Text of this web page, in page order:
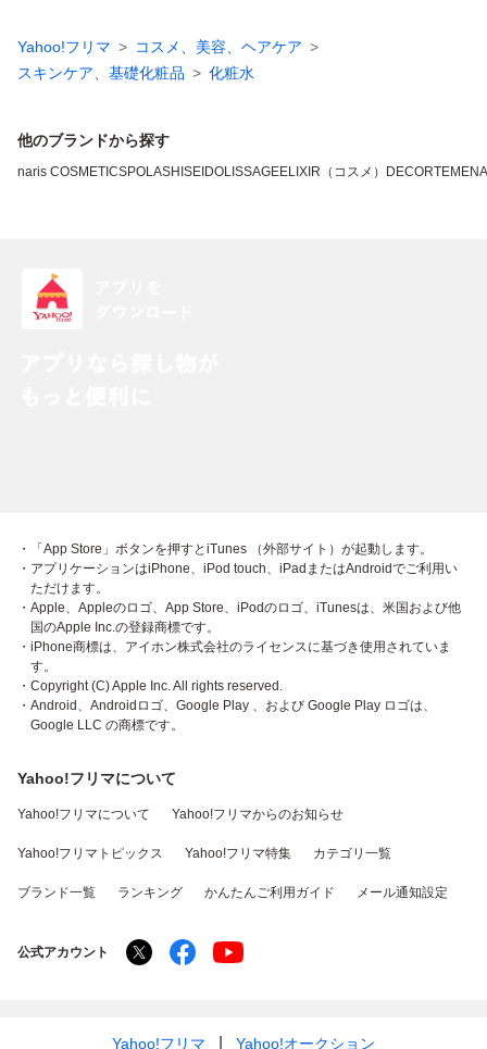
Yahoo!フリマ
コスメ、美容、ヘアケア
スキンケア、基礎化粧品
化粧水
他のブランドから探す
naris COSMETICSPOLASHISEIDOLISSAGEELIXIR（コスメ） DECORTE
・「App Store」ボタンを押すとiTunes （外部サイト）が起動します。
・アプリケーションはiPhone、iPod touch、iPadまたはAndroidでご利用い
ただけます。
・Apple、Appleのロゴ、App Store、iPodのロゴ、iTunesは、米国および他
国のApple Inc.の登録商標です。
・iPhone商標は、アイホン株式会社のライセンスに基づき使用されていま
す。
・Copyright (C) Apple Inc. All rights reserved.
・Android、Androidロゴ、Google Play 、および Google Play ロゴは、
Google LLC の商標です。
Yahoo!フリマについて
Yahoo!フリマについて Yahoo!フリマからのお知らせ
Yahoo!フリマトピックス Yahoo!フリマ特集 カテゴリ一覧
ブランド一覧 ランキング かんたんご利用ガイド メール通知設定
公式アカウント
Yahoo!フリマ Yahoo!オークション